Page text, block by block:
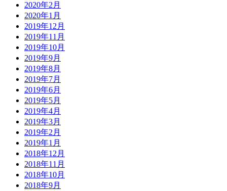
2020年2月
2020年1月
2019年12月
2019年11月
2019年10月
2019年9月
2019年8月
2019年7月
2019年6月
2019年5月
2019年4月
2019年3月
2019年2月
2019年1月
2018年12月
2018年11月
2018年10月
2018年9月